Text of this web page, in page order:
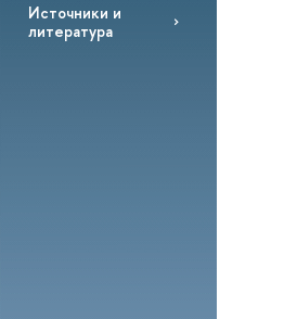
Источники и
литература